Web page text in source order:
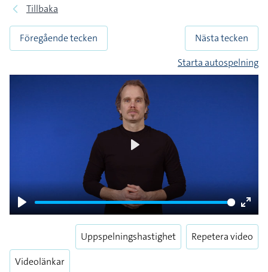
Tillbaka
Föregående tecken
Nästa tecken
Starta autospelning
Play
Enter
Videolänkar
Uppspelningshastighet Repetera video